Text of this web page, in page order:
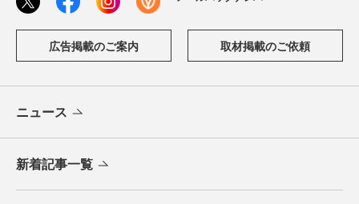
広告掲載のご案内 取材掲載のご依頼
ニュース
新着記事一覧